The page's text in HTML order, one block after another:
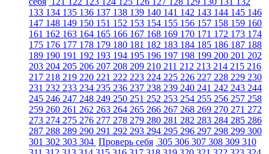
133 134 135 136 137 138 139 140 141 142 143 144 145 146
147 148 149 150 151 152 153 154 155 156 157 158 159 160
161 162 163 164 165 166 167 168 169 170 171 172 173 174
175 176 177 178 179 180 181 182 183 184 185 186 187 188
189 190 191 192 193 194 195 196 197 198 199 200 201 202
203 204 205 206 207 208 209 210 211 212 213 214 215 216
217 218 219 220 221 222 223 224 225 226 227 228 229 230
231 232 233 234 235 236 237 238 239 240 241 242 243 244
245 246 247 248 249 250 251 252 253 254 255 256 257 258
259 260 261 262 263 264 265 266 267 268 269 270 271 272
273 274 275 276 277 278 279 280 281 282 283 284 285 286
287 288 289 290 291 292 293 294 295 296 297 298 299 300
301 302 303 304 Проверь себя 305 306 307 308 309 310